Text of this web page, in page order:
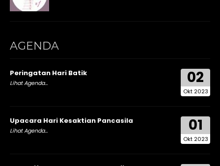
AGENDA
02
Okt 2023
Peringatan Hari Batik
Lihat Agenda...
01
Okt 2023
Upacara Hari Kesaktian Pancasila
Lihat Agenda...